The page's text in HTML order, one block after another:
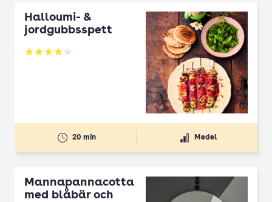
Halloumi- &
jordgubbsspett
Betyg: 4.3 av 5
20 min Medel
Mannapannacotta
med blåbär och